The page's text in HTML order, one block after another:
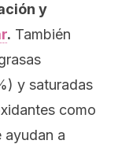
y
. También
y saturadas
como
ayudan a